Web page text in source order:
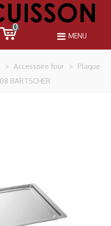
0
MENU
> Accessoire four > Plaque
BARTSCHER